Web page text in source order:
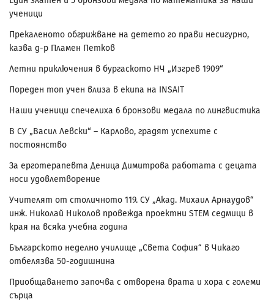
ученици
Прекаленото обгрижване на детето го прави несигурно,
казва д-р Пламен Петков
Летни приключения в бургаското НЧ „Изгрев 1909“
Пореден топ учен влиза в екипа на INSAIT
Наши ученици спечелиха 6 бронзови медала по лингвистика
В СУ „Васил Левски“ – Карлово, градят успехите с
постоянство
За ерготерапевта Деница Димитрова работата с децата
носи удовлетворение
Учителят от столичното 119. СУ „Акад. Михаил Арнаудов“
инж. Николай Николов провежда проектни STEM седмици в
края на всяка учебна година
Българското неделно училище „Света София“ в Чикаго
отбелязва 50-годишнина
Приобщаването започва с отворена врата и хора с големи
сърца